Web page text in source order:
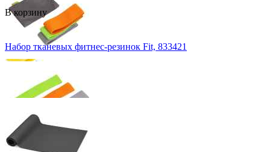
В корзину
Набор тканевых фитнес-резинок Fit, 833421